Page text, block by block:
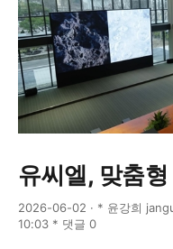
유씨엘, 맞춤
2026-06-02 · * 윤강희
10:03 * 댓글 0